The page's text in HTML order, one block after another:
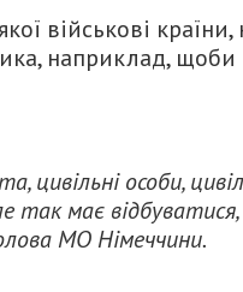
військові
наприклад, щоби
цивільні особи,
так має
МО Німеччини.